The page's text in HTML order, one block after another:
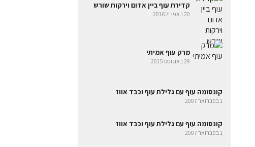
קדירת עוף ביין אדום וירקות שורש
20 באפריל 2016
מרק עוף אמיתי
29 באוגוסט 2015
קונסומה עוף עם גלילת עוף וכבד אווז
1 בפברואר 2007
קונסומה עוף עם גלילת עוף וכבד אווז
1 בפברואר 2007